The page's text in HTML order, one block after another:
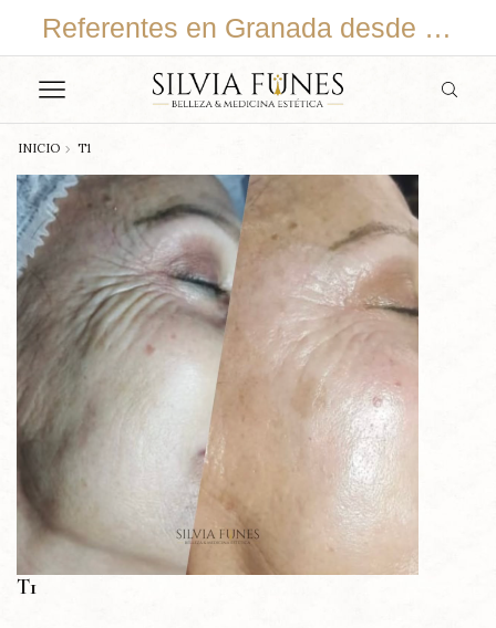
Referentes en Granada desde 2015
INICIO T1
T1